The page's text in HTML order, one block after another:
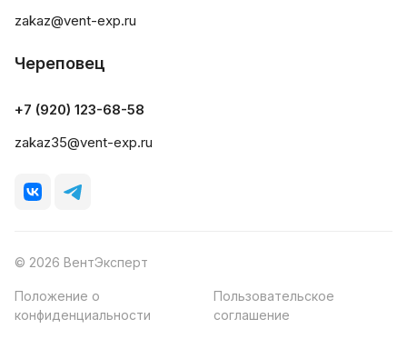
zakaz@vent-exp.ru
Череповец
+7 (920) 123-68-58
zakaz35@vent-exp.ru
© 2026 ВентЭксперт
Положение о
конфиденциальности
Пользовательское
соглашение